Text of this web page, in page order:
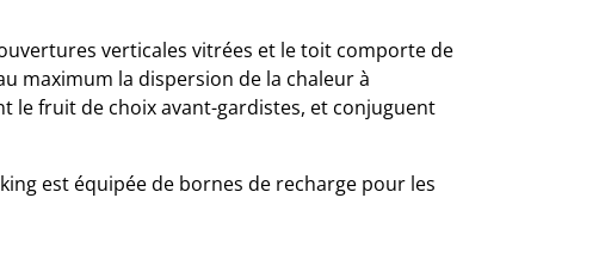
verticales vitrées et le toit comporte de
maximum la dispersion de la chaleur à
le fruit de choix avant-gardistes, et conjuguent
est équipée de bornes de recharge pour les